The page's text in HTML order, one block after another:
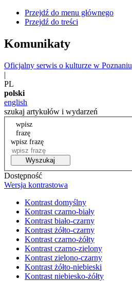
Przejdź do menu głównego
Przejdź do treści
Komunikaty
Oficjalny serwis o kulturze w Poznaniu
|
PL
polski
english
szukaj artykułów i wydarzeń
wpisz
frazę
wpisz frazę
Wyszukaj
Dostępność
Wersja kontrastowa
Kontrast domyślny
Kontrast czarno-biały
Kontrast biało-czarny
Kontrast żółto-czarny
Kontrast czarno-żółty
Kontrast czarno-zielony
Kontrast zielono-czarny
Kontrast żółto-niebieski
Kontrast niebiesko-żółty